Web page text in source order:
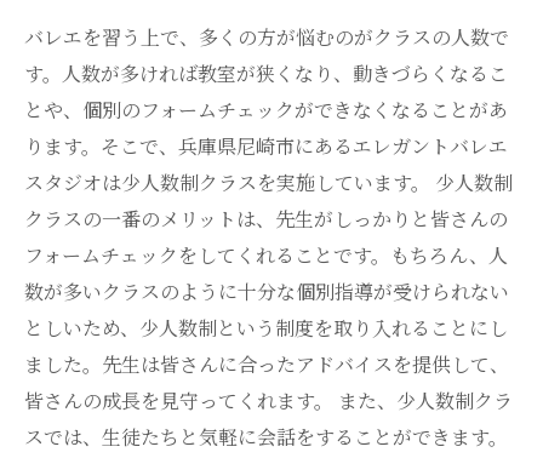
バレエを習う上で、多くの方が悩むのがクラスの人数で
す。人数が多ければ教室が狭くなり、動きづらくなるこ
とや、個別のフォームチェックができなくなることがあ
ります。そこで、兵庫県尼崎市にあるエレガントバレエ
スタジオは少人数制クラスを実施しています。 少人数制
クラスの一番のメリットは、先生がしっかりと皆さんの
フォームチェックをしてくれることです。もちろん、人
数が多いクラスのように十分な個別指導が受けられない
としいため、少人数制という制度を取り入れることにし
ました。先生は皆さんに合ったアドバイスを提供して、
皆さんの成長を見守ってくれます。 また、少人数制クラ
スでは、生徒たちと気軽に会話をすることができます。